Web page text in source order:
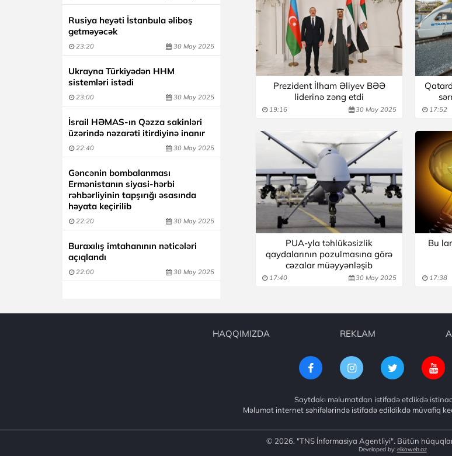
Rusiya heyəti İstanbula əliboş
getməyəcək
23:20 30 May 2025
Ukrayna Türkiyədən HHM
sistemləri istədi
23:00 30 May 2025
İsrail HƏMAS-ın Qəzza sakinləri
üzərində nəzarəti itirdiyinə inanır
22:40 30 May 2025
Gəncənin bombalanması
Ermənistanın siyasi-hərbi
rəhbərliyinin tapşırığı əsasında
həyata keçirilib
22:20 30 May 2025
Buraxılış imtahanının nəticələri
açıqlandı
22:00 30 May 2025
Prezident İlham Əliyev BƏƏ
liderinə zəng etdi
19:16 30 May 2025 17:52
PUA-yla təhlükəsizlik
qaydalarının pozulmasına görə
cəzalar müəyyənləşib
17:40 30 May 2025
Bu
17:38
HAQQIMIZDA REKLAM
Saytdakı məlumatdan istifadə etdikdə
Məlumat internet səhifələrində istifadə edildikdə müvafiq
© 2026. "TNS İnformasiya Agentliyi". Bütün
Developed by: elkoweb.az